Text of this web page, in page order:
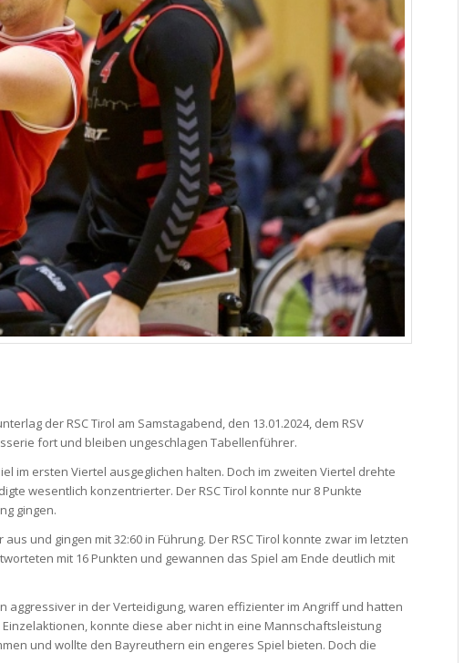
der RSC Tirol am Samstagabend, den 13.01.2024, dem RSV
fort und bleiben ungeschlagen Tabellenführer.
im ersten Viertel ausgeglichen halten. Doch im zweiten Viertel drehte
wesentlich konzentrierter. Der RSC Tirol konnte nur 8 Punkte
gingen.
und gingen mit 32:60 in Führung. Der RSC Tirol konnte zwar im letzten
mit 16 Punkten und gewannen das Spiel am Ende deutlich mit
in der Verteidigung, waren effizienter im Angriff und hatten
konnte diese aber nicht in eine Mannschaftsleistung
und wollte den Bayreuthern ein engeres Spiel bieten. Doch die